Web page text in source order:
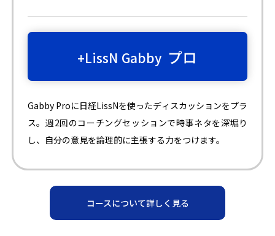
+LissN Gabby プロ
Gabby Proに日経LissNを使ったディスカッションをプラ
ス。週2回のコーチングセッションで時事ネタを深堀り
し、自分の意見を論理的に主張する力をつけます。
コースについて詳しく見る